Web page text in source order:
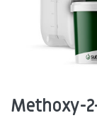
Methoxy-